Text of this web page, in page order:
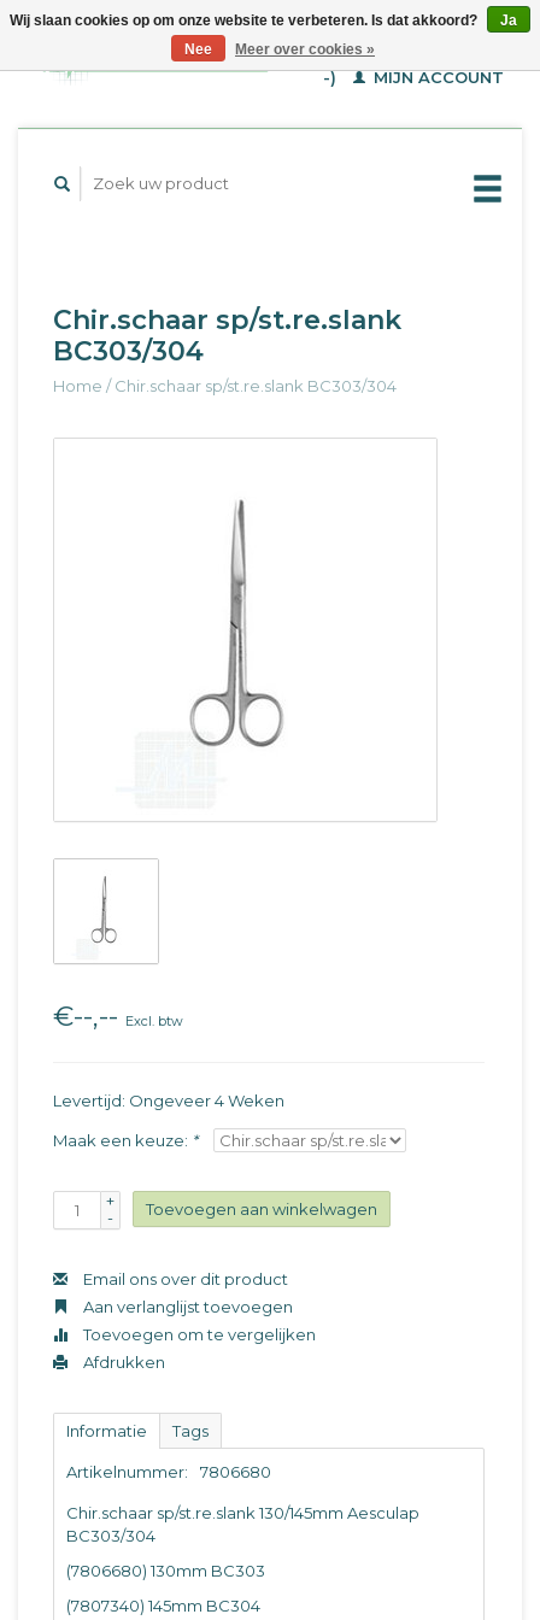
WINKELWAGEN (€--,-
-)
MIJN ACCOUNT
Chir.schaar sp/st.re.slank
BC303/304
Home /Chir.schaar sp/st.re.slank BC303/304
€--,-- Excl. btw
Levertijd: Ongeveer 4 Weken
Maak een keuze: *
+
-
Toevoegen aan winkelwagen
Email ons over dit product
Aan verlanglijst toevoegen
Toevoegen om te vergelijken
Afdrukken
Informatie Tags
Artikelnummer: 7806680
Chir.schaar sp/st.re.slank 130/145mm Aesculap
BC303/304
(7806680) 130mm BC303
(7807340) 145mm BC304
Wij slaan cookies op om onze website te verbeteren. Is dat akkoord?
Ja
Nee
Meer over cookies »